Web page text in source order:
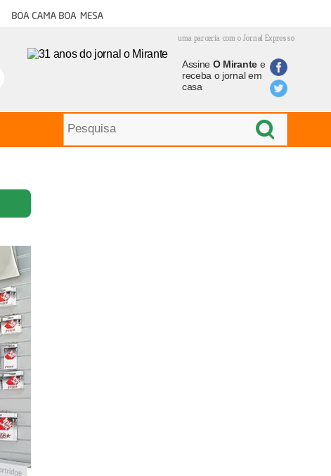
Boa cama boa mesa
uma parceria com o Jornal Expresso
Assine O Mirantee
receba o jornal em
casa